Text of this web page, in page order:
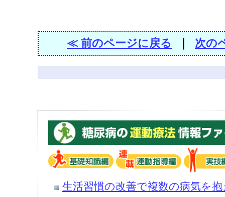
≪ 前のページに戻る 次の
生活習慣の改善で複数の病気を